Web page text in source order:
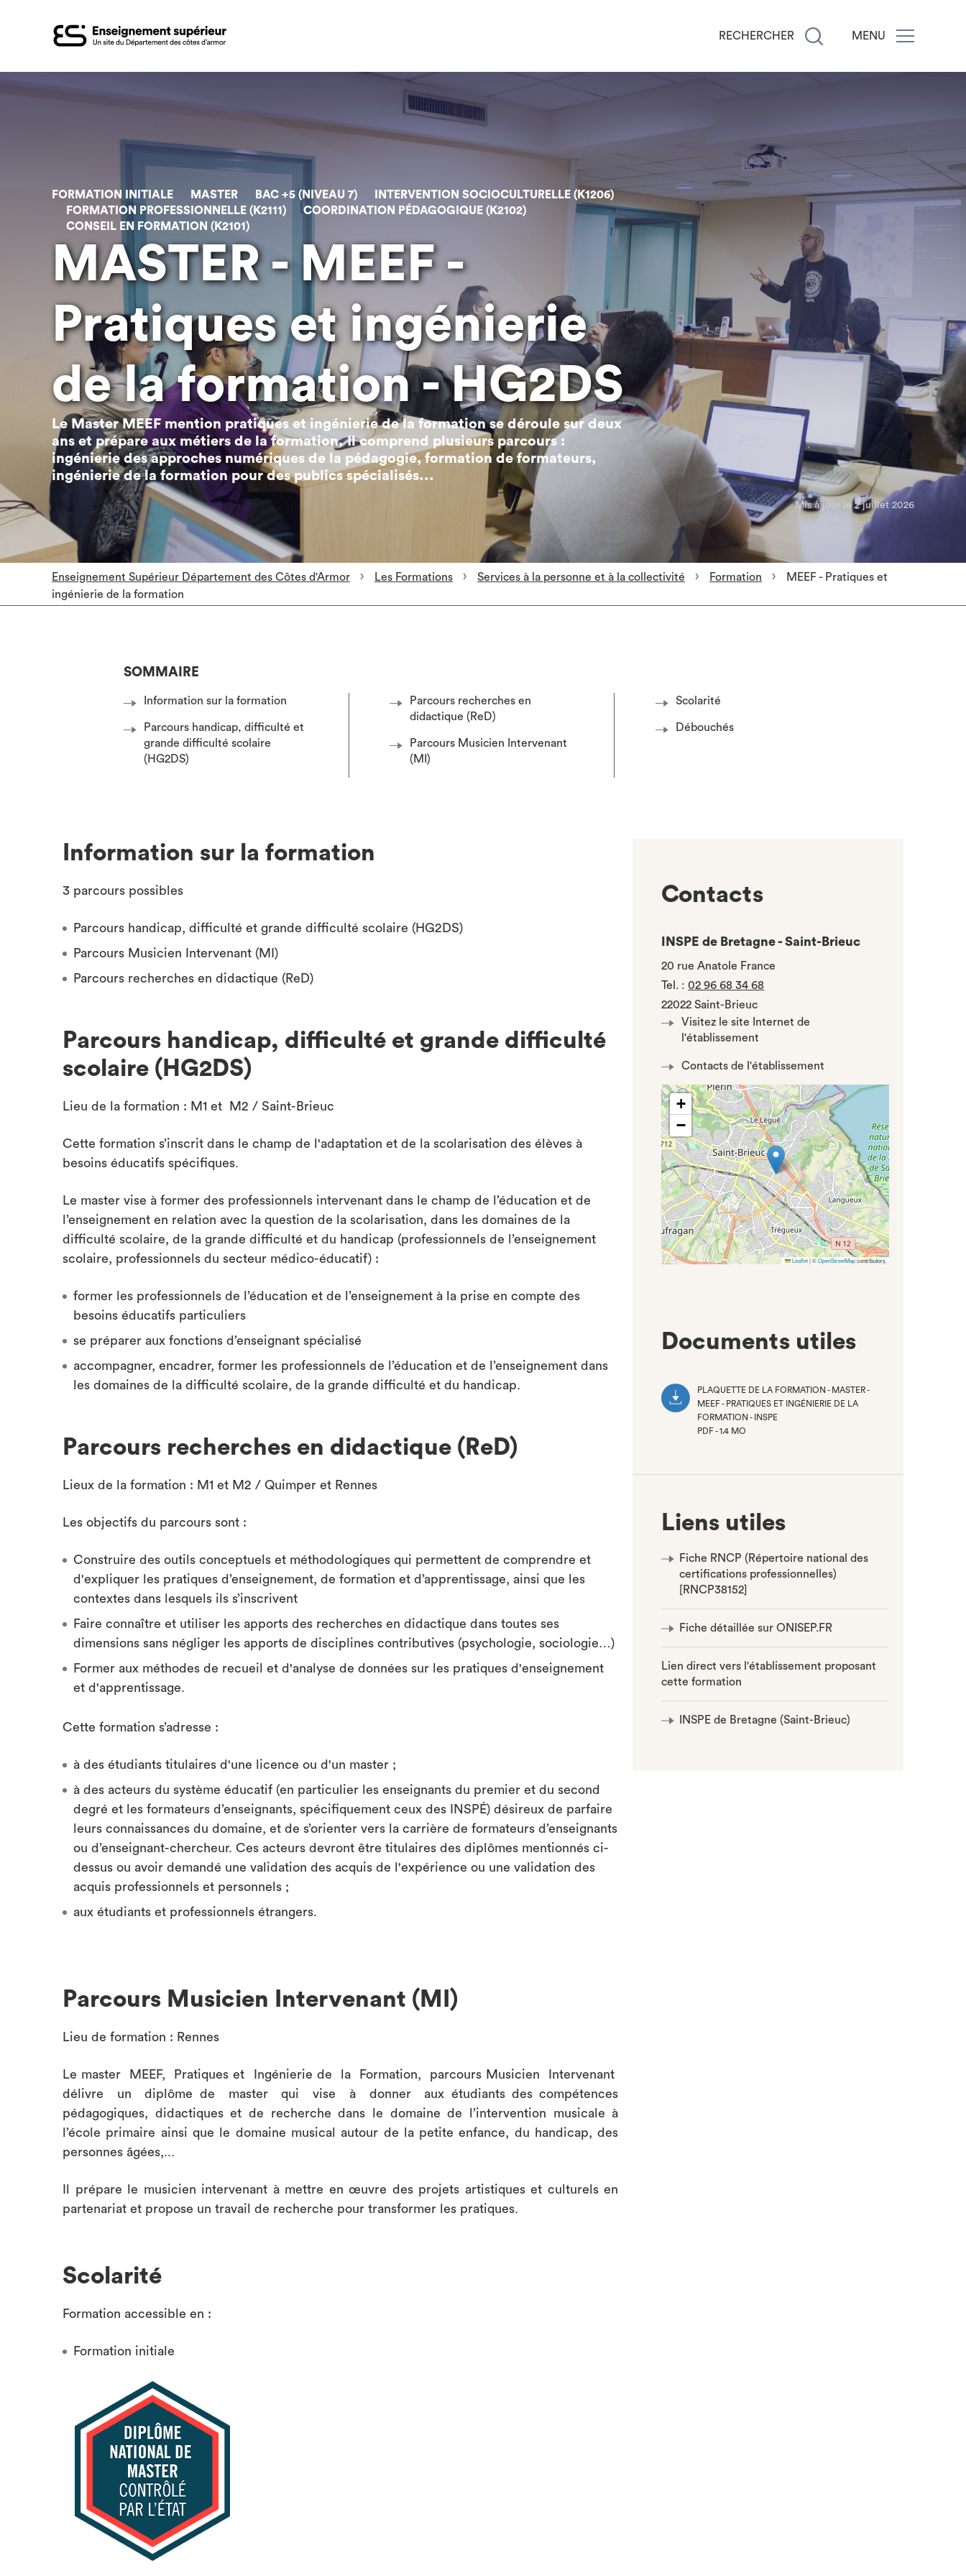
RECHERCHER MENU
FORMATION INITIALE MASTER BAC +5 (NIVEAU 7)
INTERVENTION SOCIOCULTURELLE (K1206)
FORMATION PROFESSIONNELLE (K2111)
COORDINATION PÉDAGOGIQUE (K2102)
CONSEIL EN FORMATION (K2101)
MASTER - MEEF -
Pratiques et ingénierie
de la formation - HG2DS
Le Master MEEF mention pratiques et ingénierie de la formation se déroule sur deux
ans et prépare aux métiers de la formation. Il comprend plusieurs parcours :
ingénierie des approches numériques de la pédagogie, formation de formateurs,
ingénierie de la formation pour des publics spécialisés...
Mis à jour le 2 juillet 2026
Enseignement Supérieur Département des Côtes d'Armor Les Formations Services à la personne et à la collectivité Formation
MEEF - Pratiques et
ingénierie de la formation
SOMMAIRE
Information sur la formation
Parcours handicap, difficulté et
grande difficulté scolaire
(HG2DS)
Parcours recherches en
didactique (ReD)
Parcours Musicien Intervenant
(MI)
Scolarité
Débouchés
Information sur la formation
3 parcours possibles
Parcours handicap, difficulté et grande difficulté scolaire (HG2DS)
Parcours Musicien Intervenant (MI)
Parcours recherches en didactique (ReD)
Parcours handicap, difficulté et grande difficulté
scolaire (HG2DS)
Lieu de la formation : M1 et M2 / Saint-Brieuc
Cette formation s’inscrit dans le champ de l'adaptation et de la scolarisation des élèves à
besoins éducatifs spécifiques.
Le master vise à former des professionnels intervenant dans le champ de l’éducation et de
l’enseignement en relation avec la question de la scolarisation, dans les domaines de la
difficulté scolaire, de la grande difficulté et du handicap (professionnels de l’enseignement
scolaire, professionnels du secteur médico-éducatif) :
former les professionnels de l’éducation et de l’enseignement à la prise en compte des
besoins éducatifs particuliers
se préparer aux fonctions d’enseignant spécialisé
accompagner, encadrer, former les professionnels de l’éducation et de l’enseignement dans
les domaines de la difficulté scolaire, de la grande difficulté et du handicap.
Parcours recherches en didactique (ReD)
Lieux de la formation : M1 et M2 / Quimper et Rennes
Les objectifs du parcours sont :
Construire des outils conceptuels et méthodologiques qui permettent de comprendre et
d'expliquer les pratiques d’enseignement, de formation et d’apprentissage, ainsi que les
contextes dans lesquels ils s’inscrivent
Faire connaître et utiliser les apports des recherches en didactique dans toutes ses
dimensions sans négliger les apports de disciplines contributives (psychologie, sociologie…)
Former aux méthodes de recueil et d'analyse de données sur les pratiques d'enseignement
et d'apprentissage.
Cette formation s’adresse :
à des étudiants titulaires d'une licence ou d'un master ;
à des acteurs du système éducatif (en particulier les enseignants du premier et du second
degré et les formateurs d’enseignants, spécifiquement ceux des INSPÉ) désireux de parfaire
leurs connaissances du domaine, et de s’orienter vers la carrière de formateurs d’enseignants
ou d’enseignant-chercheur. Ces acteurs devront être titulaires des diplômes mentionnés ci-
dessus ou avoir demandé une validation des acquis de l'expérience ou une validation des
acquis professionnels et personnels ;
aux étudiants et professionnels étrangers.
Parcours Musicien Intervenant (MI)
Lieu de formation : Rennes
Le master MEEF, Pratiques et Ingénierie de la Formation, parcours Musicien Intervenant
délivre un diplôme de master qui vise à donner aux étudiants des compétences
pédagogiques, didactiques et de recherche dans le domaine de l’intervention musicale à
l’école primaire ainsi que le domaine musical autour de la petite enfance, du handicap, des
personnes âgées,...
Il prépare le musicien intervenant à mettre en œuvre des projets artistiques et culturels en
partenariat et propose un travail de recherche pour transformer les pratiques.
Scolarité
Formation accessible en :
Formation initiale
Contacts
INSPE de Bretagne - Saint-Brieuc
20 rue Anatole France
Tel. :02 96 68 34 68
22022 Saint-Brieuc
Visitez le site Internet de
l'établissement
Contacts de l'établissement
+
−
Leaflet|©OpenStreetMapcontributors
Documents utiles
PLAQUETTE DE LA FORMATION - MASTER -
MEEF - PRATIQUES ET INGÉNIERIE DE LA
FORMATION - INSPE
PDF - 1.4 MO
Liens utiles
Fiche RNCP (Répertoire national des
certifications professionnelles)
[RNCP38152]
Fiche détaillée sur ONISEP.FR
Lien direct vers l'établissement proposant
cette formation
INSPE de Bretagne (Saint-Brieuc)